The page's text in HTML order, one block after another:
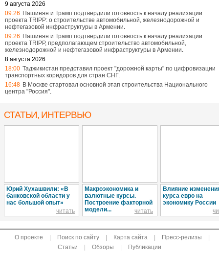
9 августа 2026
09:26 Пашинян и Трамп подтвердили готовность к началу реализации
проекта TRIPP: о строительстве автомобильной, железнодорожной и
нефтегазовой инфраструктуры в Армении.
09:26 Пашинян и Трамп подтвердили готовность к началу реализации
проекта TRIPP, предполагающем строительство автомобильной,
железнодорожной и нефтегазовой инфраструктуры в Армении.
8 августа 2026
18:00 Таджикистан представил проект "дорожной карты" по цифровизации
транспортных коридоров для стран СНГ.
16:48 В Москве стартовал основной этап строительства Национального
центра "Россия".
СТАТЬИ, ИНТЕРВЬЮ
Юрий Хухашвили: «В
банковской области у
нас большой опыт»
читать
Макроэкономика и
валютные курсы.
Построение факторной
модели...
читать
Влияние
курса евро на
экономику России
О проекте Поиск по сайту Карта сайта Пресс-релизы
Статьи
Обзоры Публикации